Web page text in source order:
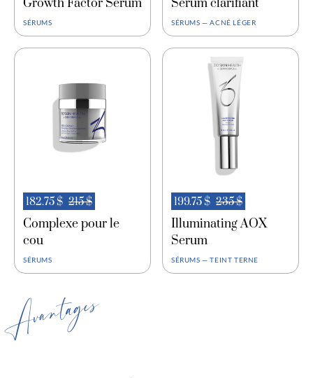
Growth Factor Serum
SÉRUMS
Sérum clarifiant
SÉRUMS — ACNÉ LÉGER
182.75 $ 215 $
Complexe pour le
cou
SÉRUMS
199.75 $ 235 $
Illuminating AOX
Serum
SÉRUMS — TEINT TERNE